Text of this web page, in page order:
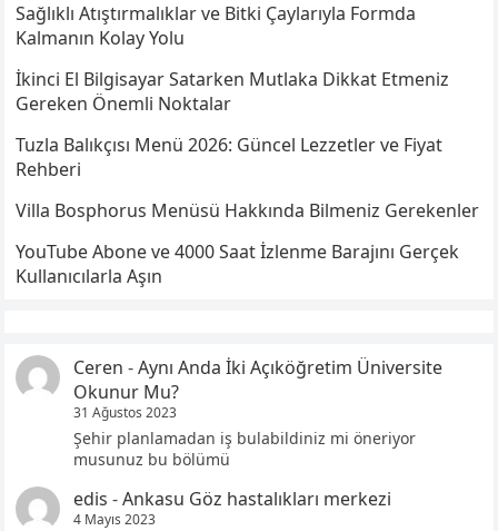
Sağlıklı Atıştırmalıklar ve Bitki Çaylarıyla Formda
Kalmanın Kolay Yolu
İkinci El Bilgisayar Satarken Mutlaka Dikkat Etmeniz
Gereken Önemli Noktalar
Tuzla Balıkçısı Menü 2026: Güncel Lezzetler ve Fiyat
Rehberi
Villa Bosphorus Menüsü Hakkında Bilmeniz Gerekenler
YouTube Abone ve 4000 Saat İzlenme Barajını Gerçek
Kullanıcılarla Aşın
Ceren -Aynı Anda İki Açıköğretim Üniversite
Okunur Mu?
31 Ağustos 2023
Şehir planlamadan iş bulabildiniz mi öneriyor
musunuz bu bölümü
edis -Ankasu Göz hastalıkları merkezi
4 Mayıs 2023